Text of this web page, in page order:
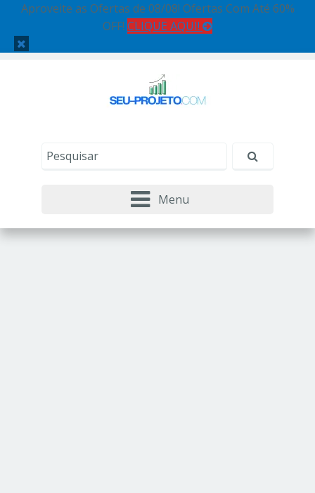
Aproveite as Ofertas de 08/08! Ofertas Com Até 60%
OFF! CLIQUE AQUI!
Menu